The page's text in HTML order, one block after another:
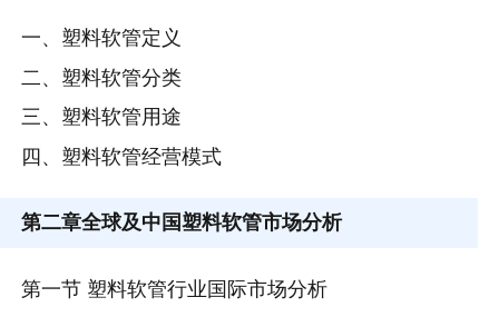
一、塑料软管定义
二、塑料软管分类
三、塑料软管用途
四、塑料软管经营模式
第二章全球及中国塑料软管市场分析
第一节 塑料软管行业国际市场分析